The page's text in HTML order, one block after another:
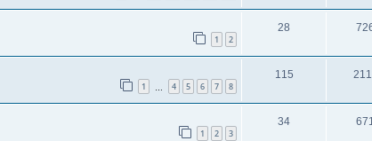
1 2
28
1 4 5 6 7 8
115
1 2 3
34